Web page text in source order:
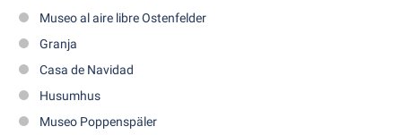
Museo al aire libre Ostenfelder
Granja
Casa de Navidad
Husumhus
Museo Poppenspäler